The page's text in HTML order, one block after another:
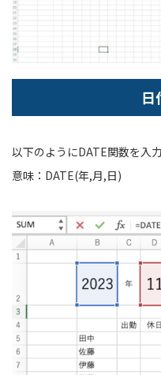
日
以下のようにDATE関数を入力
意味：DATE(年,月,日)